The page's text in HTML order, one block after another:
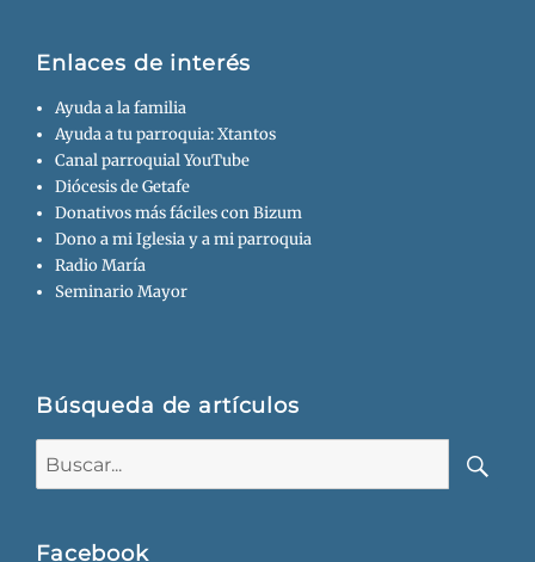
Enlaces de interés
Ayuda a la familia
Ayuda a tu parroquia: Xtantos
Canal parroquial YouTube
Diócesis de Getafe
Donativos más fáciles con Bizum
Dono a mi Iglesia y a mi parroquia
Radio María
Seminario Mayor
Búsqueda de artículos
Facebook